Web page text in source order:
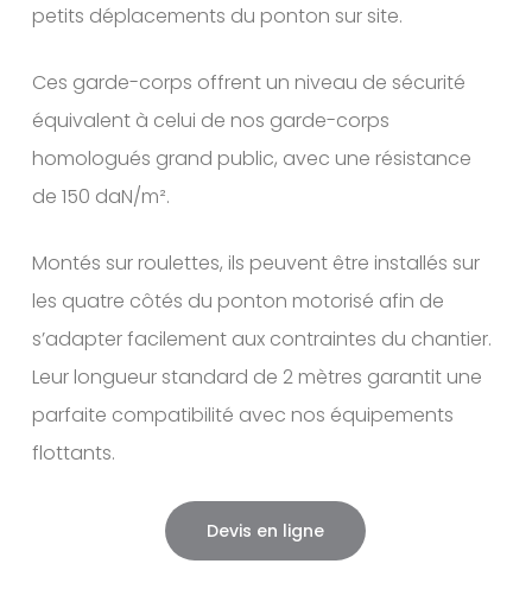
petits déplacements du ponton sur site.
Ces garde-corps offrent un niveau de sécurité
équivalent à celui de nos garde-corps
homologués grand public, avec une résistance
de 150 daN/m².
Montés sur roulettes, ils peuvent être installés sur
les quatre côtés du ponton motorisé afin de
s’adapter facilement aux contraintes du chantier.
Leur longueur standard de 2 mètres garantit une
parfaite compatibilité avec nos équipements
flottants.
Devis en ligne